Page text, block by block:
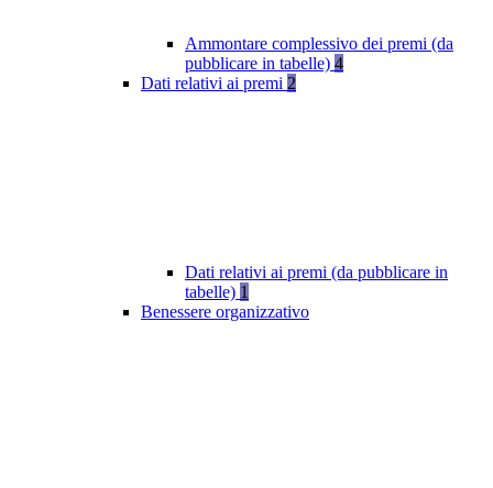
Ammontare complessivo dei premi (da
pubblicare in tabelle) 4
Dati relativi ai premi 2
Dati relativi ai premi (da pubblicare in
tabelle) 1
Benessere organizzativo